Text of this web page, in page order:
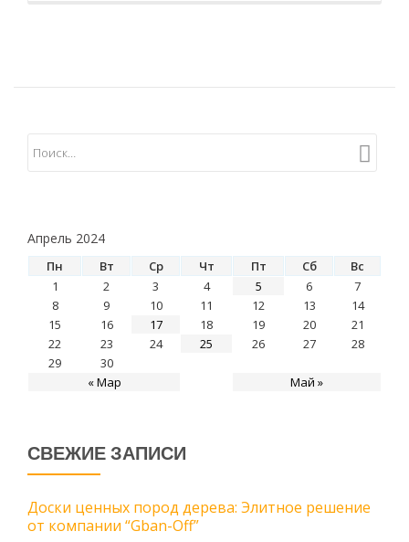
и
Апрель 2024
Пн Вт Ср Чт Пт Сб Вс
« Мар Май »
1 2 3 4 5 6
7
8
9 10 11 12 13
14
15
16 17 18 19 20
21
22
23 24 25 26 27
28
29
30
СВЕЖИЕ ЗАПИСИ
Доски ценных пород дерева: Элитное решение
от компании “Gban-Off”